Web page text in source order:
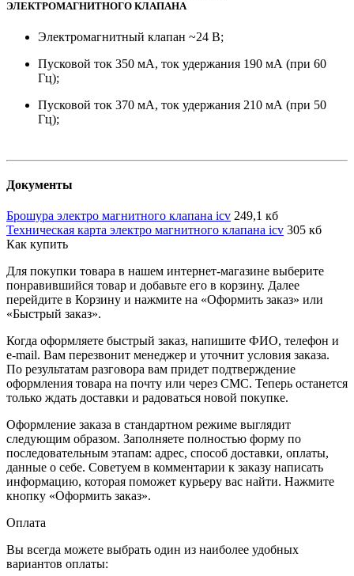
ЭЛЕКТРОМАГНИТНОГО КЛАПАНА
Электромагнитный клапан ~24 В;
Пусковой ток 350 мА, ток удержания 190 мА (при 60
Гц);
Пусковой ток 370 мА, ток удержания 210 мА (при 50
Гц);
Документы
Брошура электро магнитного клапана icv 249,1 кб
Техническая карта электро магнитного клапана icv 305 кб
Как купить
Для покупки товара в нашем интернет-магазине выберите
понравившийся товар и добавьте его в корзину. Далее
перейдите в Корзину и нажмите на «Оформить заказ» или
«Быстрый заказ».
Когда оформляете быстрый заказ, напишите ФИО, телефон и
e-mail. Вам перезвонит менеджер и уточнит условия заказа.
По результатам разговора вам придет подтверждение
оформления товара на почту или через СМС. Теперь останется
только ждать доставки и радоваться новой покупке.
Оформление заказа в стандартном режиме выглядит
следующим образом. Заполняете полностью форму по
последовательным этапам: адрес, способ доставки, оплаты,
данные о себе. Советуем в комментарии к заказу написать
информацию, которая поможет курьеру вас найти. Нажмите
кнопку «Оформить заказ».
Оплата
Вы всегда можете выбрать один из наиболее удобных
вариантов оплаты: